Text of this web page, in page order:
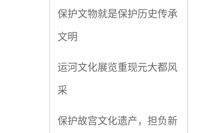
保护文物就是保护历史传承
文明
运河文化展览重现元大都风
采
保护故宫文化遗产，担负新